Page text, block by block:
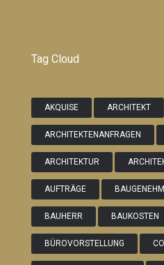
Tag Cloud
AKQUISE ARCHITEKT
ARCHITEKTENANFRAGEN
ARCHITEKTUR
AUFTRÄGE
BAUHERR BAUKOSTEN
BÜROVORSTELLUNG